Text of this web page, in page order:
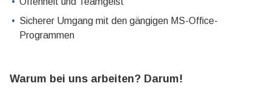
Sicherer Umgang mit den gängigen MS-Office-
Programmen
Warum bei uns arbeiten? Darum!